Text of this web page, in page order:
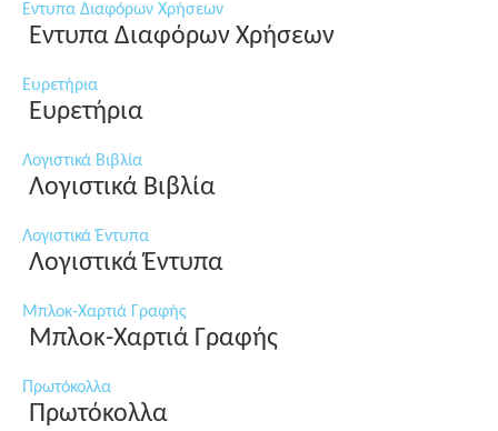
Εντυπα Διαφόρων Χρήσεων
Εντυπα Διαφόρων Χρήσεων
Ευρετήρια
Ευρετήρια
Λογιστικά Βιβλία
Λογιστικά Βιβλία
Λογιστικά Έντυπα
Λογιστικά Έντυπα
Μπλοκ-Χαρτιά Γραφής
Μπλοκ-Χαρτιά Γραφής
Πρωτόκολλα
Πρωτόκολλα